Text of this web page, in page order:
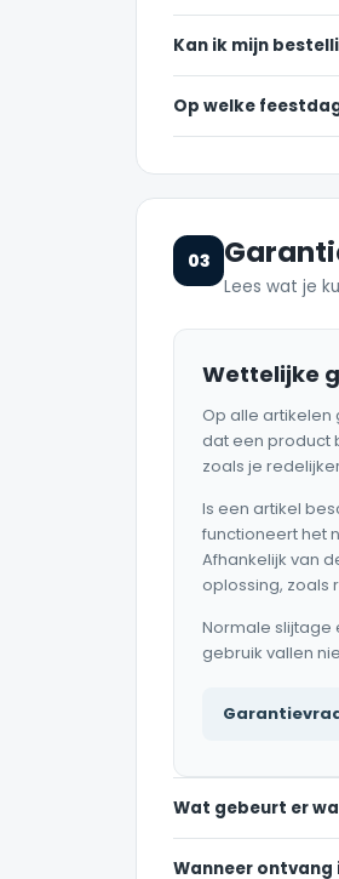
Kan ik mijn
Op welke
03
Lees wat je
Wettelijke
Op alle artikelen
dat een product
zoals je
Is een artikel
functioneert het
Afhankelijk van
oplossing, zoals
Normale slijtage
gebruik vallen
Wat gebeurt er
Wanneer